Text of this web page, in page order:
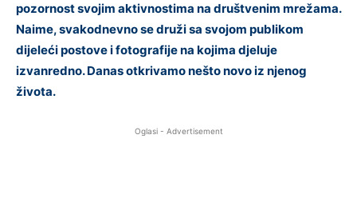
pozornost svojim aktivnostima na društvenim mrežama.
Naime, svakodnevno se druži sa svojom publikom
dijeleći postove i fotografije na kojima djeluje
izvanredno. Danas otkrivamo nešto novo iz njenog
života.
Oglasi - Advertisement